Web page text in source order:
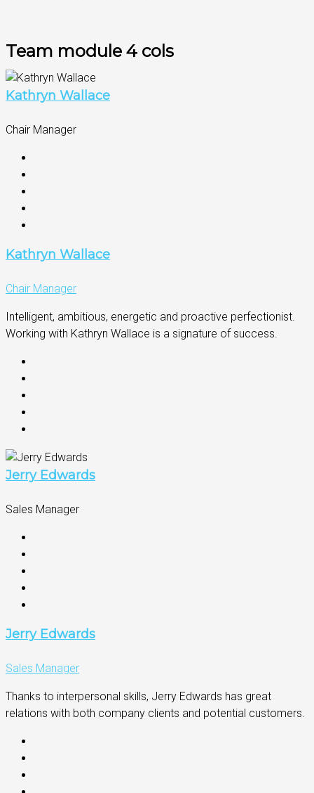
Team module 4 cols
Kathryn Wallace
Chair Manager
Kathryn Wallace
Chair Manager
Intelligent, ambitious, energetic and proactive perfectionist.
Working with Kathryn Wallace is a signature of success.
Jerry Edwards
Sales Manager
Jerry Edwards
Sales Manager
Thanks to interpersonal skills, Jerry Edwards has great
relations with both company clients and potential customers.